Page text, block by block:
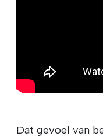
Dat gevoel van